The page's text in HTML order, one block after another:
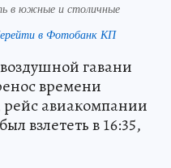
в южные и столичные
в Фотобанк КП
гавани
времени
рейс авиакомпании
взлететь в 16:35,